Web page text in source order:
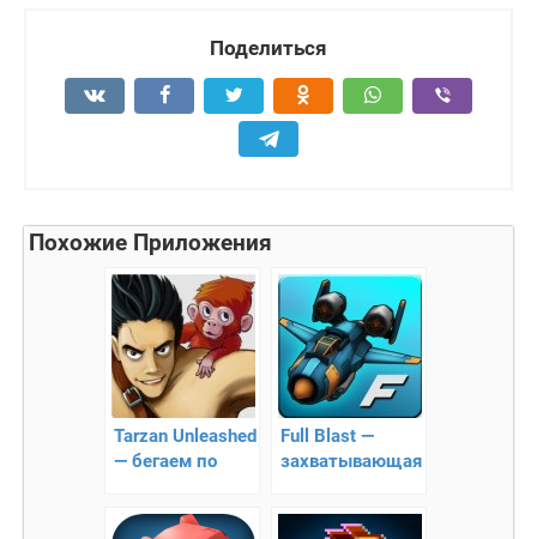
Поделиться
Похожие Приложения
Tarzan Unleashed
— бегаем по
Full Blast —
захватывающая